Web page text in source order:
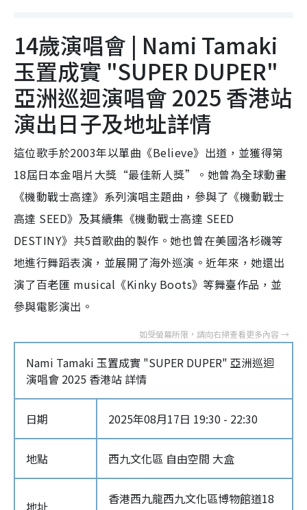
14歲演唱會 | Nami Tamaki
玉置成實 "SUPER DUPER"
亞洲巡迴演唱會 2025 香港站
演出日子及地址詳情
這位歌手於2003年以單曲《Believe》出道，並獲得第
18屆日本金唱片大獎“最佳新人獎”。她曾為全球動畫
《機動戰士高達》系列演唱主題曲，參與了《機動戰士
高達 SEED》及其續集《機動戰士高達 SEED
DESTINY》共5首歌曲的製作。她也曾在美國洛杉磯等
地進行舞蹈表演，並展開了海外巡演。近年來，她還出
演了百老匯 musical《Kinky Boots》等舞臺作品，並
參與電影演出。
Nami Tamaki 玉置成實 "SUPER DUPER" 亞洲巡迴
演唱會 2025 香港站 詳情
日期 2025年08月17日 19:30 - 22:30
地點 西九文化區 自由空間 大盒
地址
香港西九龍西九文化區博物館道18